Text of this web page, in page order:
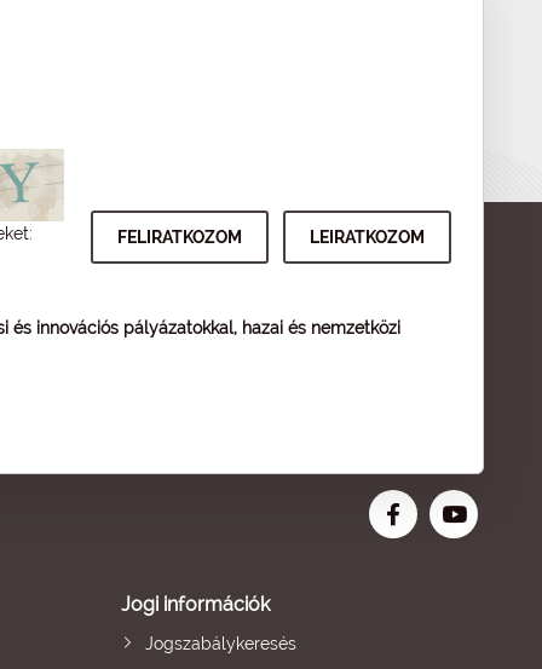
innovációs pályázatokkal, hazai és nemzetközi
Jogi információk
Jogszabálykeresés